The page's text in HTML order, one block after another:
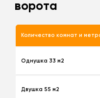
ворота
Количество комнат и
Однушка 33 м2
Двушка 55 м2